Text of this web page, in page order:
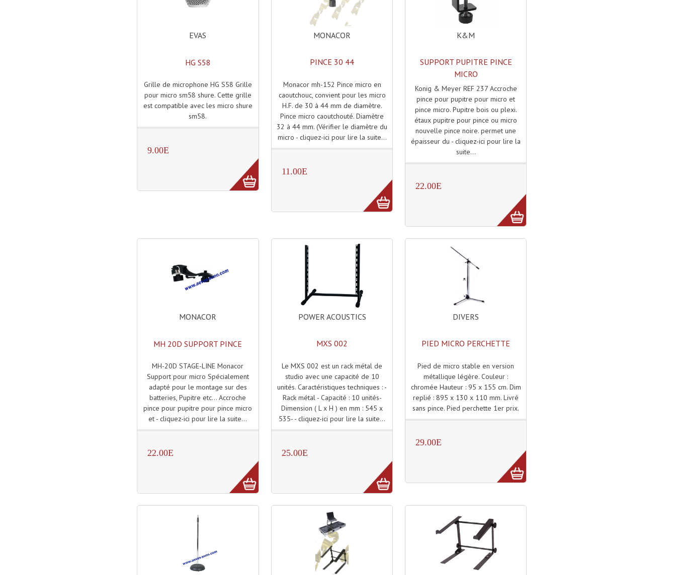
EVAS
HG S58
Grille de microphone HG S58 Grille
pour micro sm58 shure. Cette grille
est compatible avec les micro shure
sm58.
9.00E
MONACOR
PINCE 30 44
Monacor mh-152 Pince micro en
caoutchouc, convient pour les micro
H.F. de 30 à 44 mm de diamètre.
Pince micro caoutchouté. Diamètre
32 à 44 mm. (Vérifier le diamètre du
micro - cliquez-ici pour lire la suite...
11.00E
K&M
SUPPORT PUPITRE PINCE
MICRO
Konig & Meyer REF 237 Accroche
pince pour pupitre pour micro et
pince micro. Pupitre bois ou plexi.
étaux pupitre pour pince ou micro
nouvelle pince noire. permet une
épaisseur du - cliquez-ici pour lire la
suite...
22.00E
MONACOR
MH 20D SUPPORT PINCE
MH-20D STAGE-LINE Monacor
Support pour micro Spécialement
adapté pour le montage sur des
batteries, Pupitre etc... Accroche
pince pour pupitre pour pince micro
et - cliquez-ici pour lire la suite...
22.00E
POWER ACOUSTICS
MXS 002
Le MXS 002 est un rack métal de
studio avec une capacité de 10
unités. Caractéristiques techniques : -
Rack métal - Capacité : 10 unités-
Dimension ( L x H ) en mm : 545 x
535- - cliquez-ici pour lire la suite...
25.00E
DIVERS
PIED MICRO PERCHETTE
Pied de micro stable en version
métallique légère. Couleur :
chromée Hauteur : 95 x 155 cm. Dim
replié : 895 x 130 x 110 mm. Livré
sans pince. Pied perchette 1er prix.
29.00E